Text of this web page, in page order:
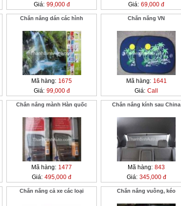
Giá: 99,000 đ
Giá: 69,000 đ
Chắn nắng dán các hình
Mã hàng: 1675
Giá: 99,000 đ
Chắn nắng VN
Mã hàng: 1641
Giá: Call
Chắn nắng mành Hàn quốc
Mã hàng: 1477
Giá: 495,000 đ
Chắn nắng kính sau China
Mã hàng: 843
Giá: 345,000 đ
Chắn nắng cả xe các loại Chắn nắng vuông, kéo